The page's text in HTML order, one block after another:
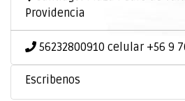
Providencia
56232800910 celular +56 9
Escribenos